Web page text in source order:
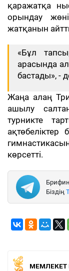
қаражатқа
орындау
жатқанын
«Бұл
арасында
бастады», -
Жаңа алаң
ашылу
турникте
көрсетті.
Біздің
МЕМЛЕКЕТ